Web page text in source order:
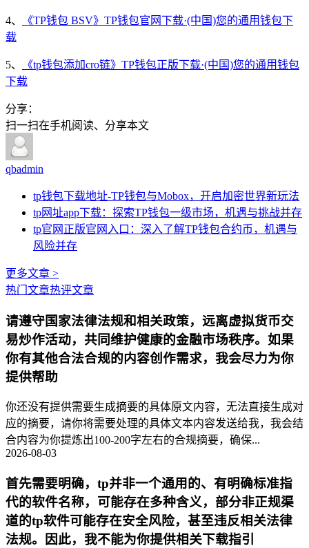
4、
《TP钱包 BSV》TP钱包官网下载·(中国)您的通用钱包下
载
5、
《tp钱包添加cro链》TP钱包正版下载·(中国)您的通用钱包
下载
分享：
扫一扫在手机阅读、分享本文
qbadmin
tp钱包下载地址-TP钱包与Mobox，开启加密世界新玩法
tp网址app下载：探索TP钱包一级市场，机遇与挑战并存
tp官网正版官网入口：深入了解TP钱包合约币，机遇与
风险并存
更多文章 >
热门文章热评文章
请遵守国家法律法规和相关政策，远离虚拟货币交
易炒作活动，共同维护健康的金融市场秩序。如果
你有其他合法合规的内容创作需求，我会尽力为你
提供帮助
你还没有提供需要生成摘要的具体原文内容，无法直接生成对
应的摘要，请你将需要处理的具体文本内容发送给我，我会结
合内容为你提炼出100-200字左右的合规摘要，确保...
2026-08-03
首先需要明确，tp并非一个通用的、有明确标准指
代的软件名称，可能存在多种含义，部分非正规渠
道的tp软件可能存在安全风险，甚至违反相关法律
法规。因此，我不能为你提供相关下载指引